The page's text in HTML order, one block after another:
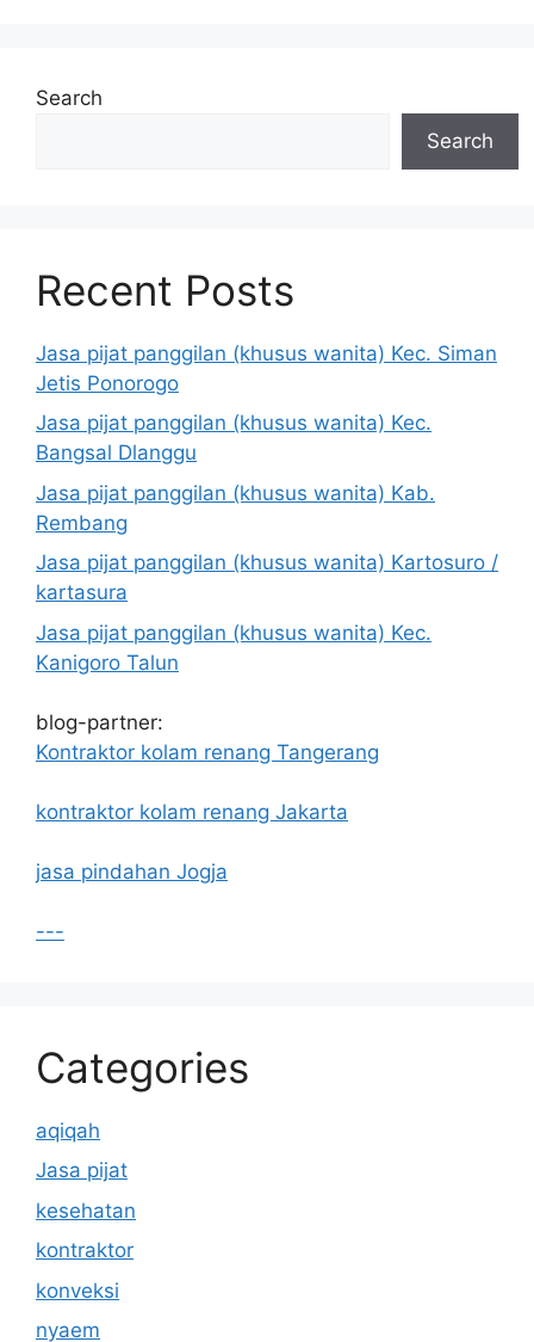
Search
Search
Recent Posts
Jasa pijat panggilan (khusus wanita) Kec. Siman
Jetis Ponorogo
Jasa pijat panggilan (khusus wanita) Kec.
Bangsal Dlanggu
Jasa pijat panggilan (khusus wanita) Kab.
Rembang
Jasa pijat panggilan (khusus wanita) Kartosuro /
kartasura
Jasa pijat panggilan (khusus wanita) Kec.
Kanigoro Talun
blog-partner:
Kontraktor kolam renang Tangerang
kontraktor kolam renang Jakarta
jasa pindahan Jogja
---
Categories
aqiqah
Jasa pijat
kesehatan
kontraktor
konveksi
nyaem